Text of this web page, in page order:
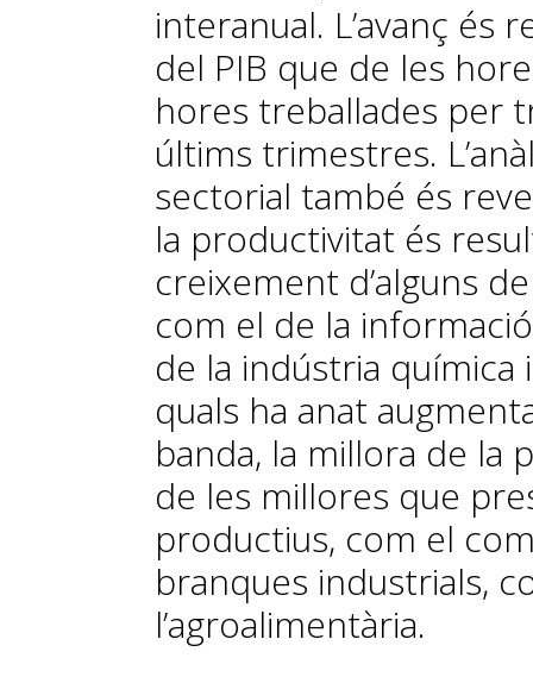
interanual. L’avanç és
del PIB que de les
hores treballades per
últims trimestres.
sectorial també és
la productivitat és
creixement d’alguns
com el de la
de la indústria química
quals ha anat
banda, la millora de la
de les millores que
productius, com el
branques industrials,
l’agroalimentària.